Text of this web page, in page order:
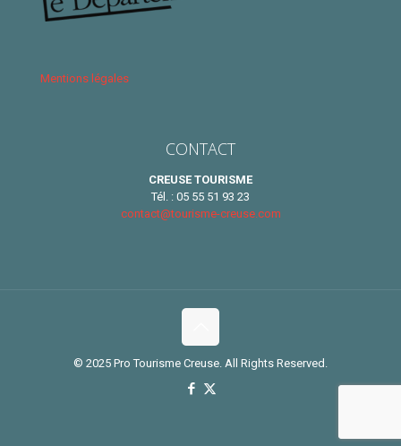
Mentions légales
CONTACT
CREUSE TOURISME
Tél. : 05 55 51 93 23
contact@tourisme-creuse.com
© 2025 Pro Tourisme Creuse. All Rights Reserved.